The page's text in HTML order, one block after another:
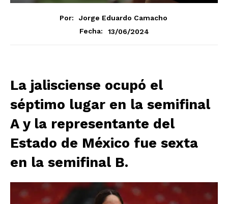
Por:
Jorge Eduardo Camacho
Fecha:
13/06/2024
La jalisciense ocupó el
séptimo lugar en la semifinal
A y la representante del
Estado de México fue sexta
en la semifinal B.